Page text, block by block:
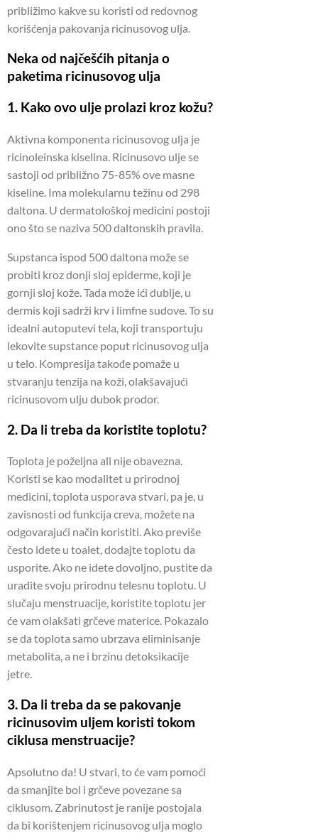
približimo kakve su koristi od redovnog
korišćenja pakovanja ricinusovog ulja.
Neka od najčešćih pitanja o
paketima ricinusovog ulja
1. Kako ovo ulje prolazi kroz kožu?
Aktivna komponenta ricinusovog ulja je
ricinoleinska kiselina. Ricinusovo ulje se
sastoji od približno 75-85% ove masne
kiseline. Ima molekularnu težinu od 298
daltona. U dermatološkoj medicini postoji
ono što se naziva 500 daltonskih pravila.
Supstanca ispod 500 daltona može se
probiti kroz donji sloj epiderme, koji je
gornji sloj kože. Tada može ići dublje, u
dermis koji sadrži krv i limfne sudove. To su
idealni autoputevi tela, koji transportuju
lekovite supstance poput ricinusovog ulja
u telo. Kompresija takođe pomaže u
stvaranju tenzija na koži, olakšavajući
ricinusovom ulju dubok prodor.
2. Da li treba da koristite toplotu?
Toplota je poželjna ali nije obavezna.
Koristi se kao modalitet u prirodnoj
medicini, toplota usporava stvari, pa je, u
zavisnosti od funkcija creva, možete na
odgovarajući način koristiti.Ako previše
često idete u toalet, dodajte toplotu da
usporite.Ako ne idete dovoljno, pustite da
uradite svoju prirodnu telesnu toplotu. U
slučaju menstruacije, koristite toplotu jer
će vam olakšati grčeve materice. Pokazalo
se da toplota samo ubrzava eliminisanje
metabolita, a ne i brzinu detoksikacije
jetre.
3. Da li treba da se pakovanje
ricinusovim uljem koristi tokom
ciklusa menstruacije?
Apsolutno da! U stvari, to će vam pomoći
da smanjite bol i grčeve povezane sa
ciklusom. Zabrinutost je ranije postojala
da bi korištenjem ricinusovog ulja moglo